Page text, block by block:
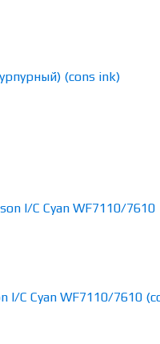
I/C Cyan WF7110/7610